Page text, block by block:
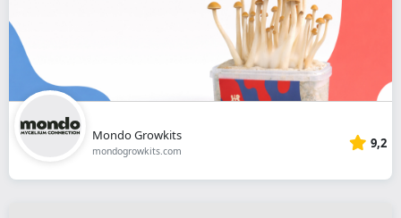
Mondo Growkits
mondogrowkits.com 9,2